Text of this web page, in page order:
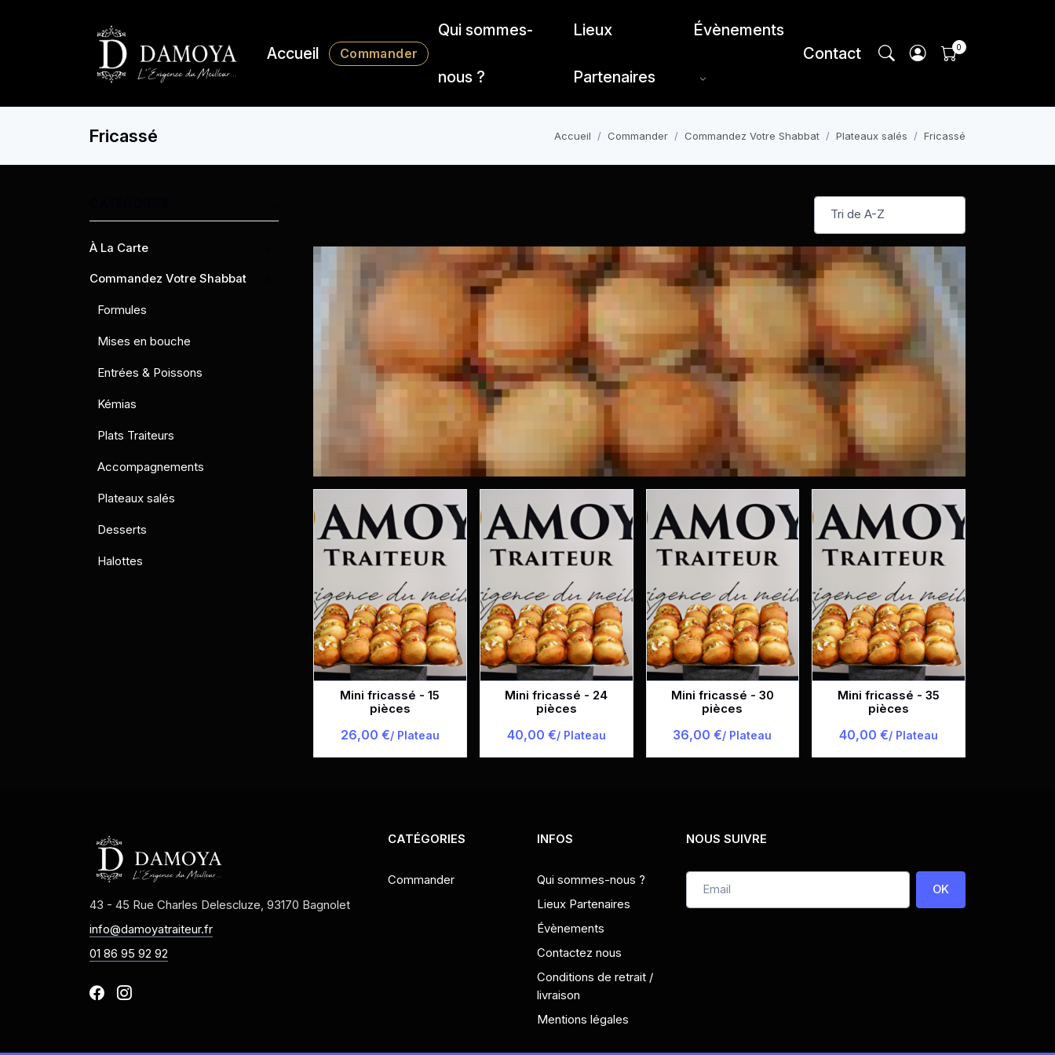
Accueil Commander
Qui sommes-
nous ?
Lieux
Partenaires
Évènements
Contact
Fricassé Accueil Commander Commandez Votre Shabbat Plateaux salés Fricassé
À La Carte
Commandez Votre Shabbat
Formules
Mises en bouche
Entrées & Poissons
Kémias
Plats Traiteurs
Accompagnements
Plateaux salés
Desserts
Halottes
Mini fricassé - 15
pièces
26,00 €/ Plateau
Mini fricassé - 24
pièces
40,00 €/ Plateau
Mini fricassé - 30
pièces
36,00 €/ Plateau
Mini fricassé - 35
pièces
40,00 €/ Plateau
43 - 45 Rue Charles Delescluze, 93170 Bagnolet
info@damoyatraiteur.fr
01 86 95 92 92
CATÉGORIES
Commander
INFOS
Qui sommes-nous ?
Lieux Partenaires
Évènements
Contactez nous
Conditions de retrait /
livraison
Mentions légales
NOUS SUIVRE
OK